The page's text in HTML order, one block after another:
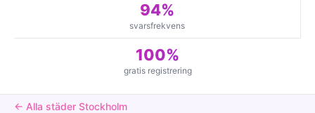
94%
svarsfrekvens
100%
gratis registrering
← Alla städer Stockholm